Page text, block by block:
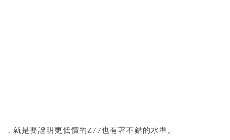
，就是要證明更低價的Z77也有著不錯的水準。